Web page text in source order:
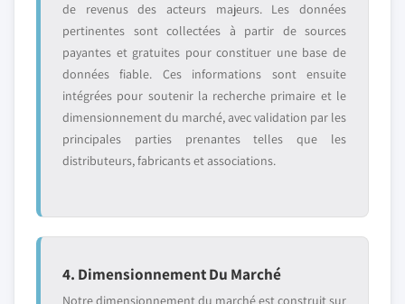
de revenus des acteurs majeurs. Les données
pertinentes sont collectées à partir de sources
payantes et gratuites pour constituer une base de
données fiable. Ces informations sont ensuite
intégrées pour soutenir la recherche primaire et le
dimensionnement du marché, avec validation par les
principales parties prenantes telles que les
distributeurs, fabricants et associations.
4. Dimensionnement Du Marché
Notre dimensionnement du marché est construit sur